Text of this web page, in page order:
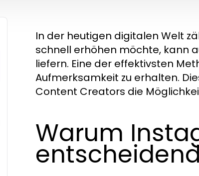
In der heutigen digitalen Welt
schnell erhöhen möchte, kann
liefern. Eine der effektivsten
Aufmerksamkeit zu erhalten.
Content Creators die
Warum